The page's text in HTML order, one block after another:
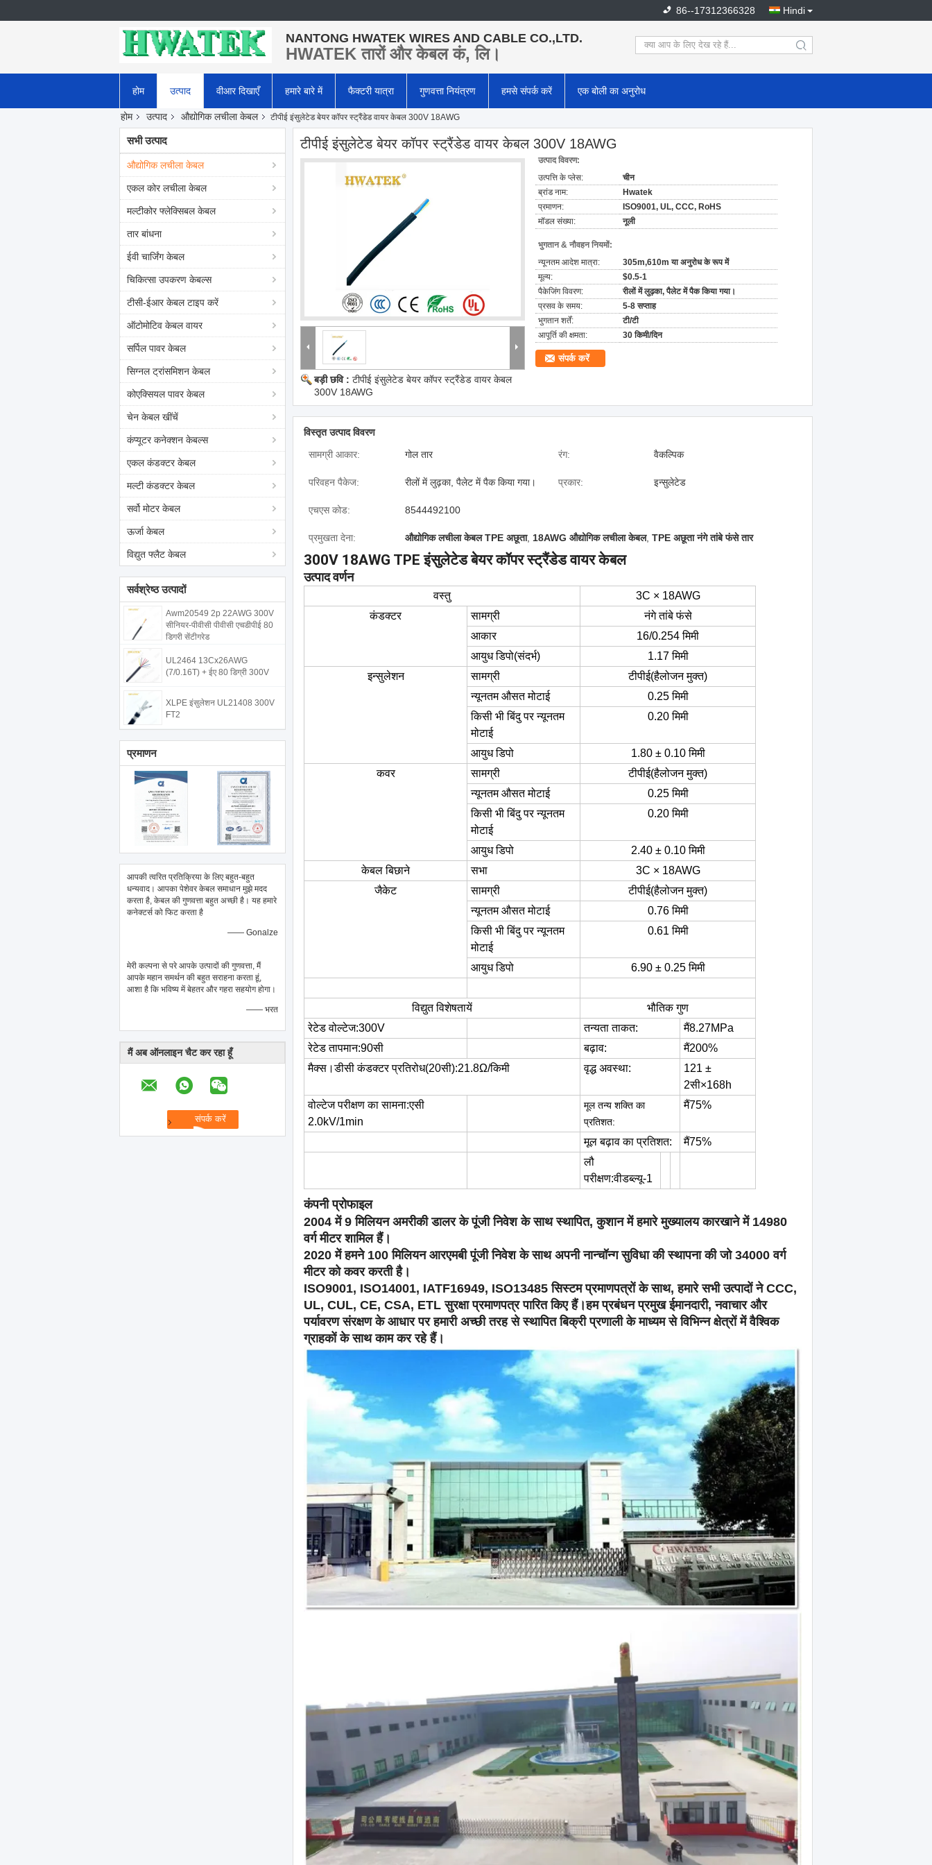
Hindi
86--17312366328
NANTONG HWATEK WIRES AND CABLE CO.,LTD.
HWATEK तारों और केबल कं, लि। search
होम उत्पाद वीआर दिखाएँ हमारे बारे में फैक्टरी यात्रा गुणवत्ता नियंत्रण हमसे संपर्क करें एक बोली का अनुरोध
होम उत्पाद औद्योगिक लचीला केबल टीपीई इंसुलेटेड बेयर कॉपर स्ट्रैंडेड वायर केबल 300V 18AWG
सभी उत्पाद
औद्योगिक लचीला केबल
एकल कोर लचीला केबल
मल्टीकोर फ्लेक्सिबल केबल
तार बांधना
ईवी चार्जिंग केबल
चिकित्सा उपकरण केबल्स
टीसी-ईआर केबल टाइप करें
ऑटोमोटिव केबल वायर
सर्पिल पावर केबल
सिग्नल ट्रांसमिशन केबल
कोएक्सियल पावर केबल
चेन केबल खींचें
कंप्यूटर कनेक्शन केबल्स
एकल कंडक्टर केबल
मल्टी कंडक्टर केबल
सर्वो मोटर केबल
ऊर्जा केबल
विद्युत फ्लैट केबल
सर्वश्रेष्ठ उत्पादों
Awm20549 2p 22AWG 300V
सीनियर-पीवीसी पीवीसी एचडीपीई 80
डिग्री सेंटीग्रेड
UL2464 13Cx26AWG
(7/0.16T) + ईए 80 डिग्री 300V
XLPE इंसुलेशन UL21408 300V
FT2
प्रमाणन
आपकी त्वरित प्रतिक्रिया के लिए बहुत-बहुत
धन्यवाद। आपका पेशेवर केबल समाधान मुझे मदद
करता है, केबल की गुणवत्ता बहुत अच्छी है। यह हमारे
कनेक्टर्स को फिट करता है
—— Gonalze
मेरी कल्पना से परे आपके उत्पादों की गुणवत्ता, मैं
आपके महान समर्थन की बहुत सराहना करता हूं,
आशा है कि भविष्य में बेहतर और गहरा सहयोग होगा।
—— भरत
मैं अब ऑनलाइन चैट कर रहा हूँ
टीपीई इंसुलेटेड बेयर कॉपर स्ट्रैंडेड वायर केबल 300V 18AWG
बड़ी छवि : टीपीई इंसुलेटेड बेयर कॉपर स्ट्रैंडेड वायर केबल
300V 18AWG
उत्पाद विवरण:
उत्पत्ति के प्लेस:
चीन
ब्रांड नाम:
Hwatek
प्रमाणन:
ISO9001, UL, CCC, RoHS
मॉडल संख्या:
नूली
भुगतान & नौवहन नियमों:
न्यूनतम आदेश मात्रा:
305m,610m या अनुरोध के रूप में
मूल्य:
$0.5-1
पैकेजिंग विवरण:
रीलों में लुढ़का, पैलेट में पैक किया गया।
प्रसव के समय:
5-8 सप्ताह
भुगतान शर्तें:
टी/टी
आपूर्ति की क्षमता:
30 किमी/दिन
संपर्क करें
विस्तृत उत्पाद विवरण
सामग्री आकार:
गोल तार रंग: वैकल्पिक
परिवहन पैकेज: रीलों में लुढ़का, पैलेट में पैक किया गया। प्रकार: इन्सुलेटेड
एचएस कोड: 8544492100
प्रमुखता देना: औद्योगिक लचीला केबल TPE अछूता, 18AWG औद्योगिक लचीला केबल, TPE अछूता नंगे तांबे फंसे तार
300V 18AWG TPE इंसुलेटेड बेयर कॉपर स्ट्रैंडेड वायर केबल
उत्पाद वर्णन
वस्तु
3C × 18AWG
कंडक्टर
सामग्री
नंगे तांबे फंसे
आकार
16/0.254 मिमी
आयुध डिपो(संदर्भ)
1.17 मिमी
इन्सुलेशन
सामग्री टीपीई(हैलोजन मुक्त)
न्यूनतम औसत मोटाई
0.25 मिमी
किसी भी बिंदु पर न्यूनतम
मोटाई
0.20 मिमी
आयुध डिपो
1.80 ± 0.10 मिमी
कवर
सामग्री टीपीई(हैलोजन मुक्त)
न्यूनतम औसत मोटाई
0.25 मिमी
किसी भी बिंदु पर न्यूनतम
मोटाई
0.20 मिमी
आयुध डिपो
2.40 ± 0.10 मिमी
केबल बिछाने
सभा
3C × 18AWG
जैकेट
सामग्री टीपीई(हैलोजन मुक्त)
न्यूनतम औसत मोटाई
0.76 मिमी
किसी भी बिंदु पर न्यूनतम
मोटाई
0.61 मिमी
आयुध डिपो 6.90 ± 0.25 मिमी
विद्युत विशेषतायें
भौतिक गुण
रेटेड वोल्टेज:300V तन्यता ताकत: मैं8.27MPa
रेटेड तापमान:90सी बढ़ाव: मैं200%
मैक्स।डीसी कंडक्टर प्रतिरोध(20सी):21.8Ω/किमी वृद्ध अवस्था:
121 ±
2सी×168h
वोल्टेज परीक्षण का सामना:एसी
2.0kV/1min
मूल तन्य शक्ति का
प्रतिशत:
मैं75%
मूल बढ़ाव का प्रतिशत: मैं75%
लौ
परीक्षण:वीडब्ल्यू-1
कंपनी प्रोफाइल
2004 में 9 मिलियन अमरीकी डालर के पूंजी निवेश के साथ स्थापित, कुशान में हमारे मुख्यालय कारखाने में 14980
वर्ग मीटर शामिल हैं।
2020 में हमने 100 मिलियन आरएमबी पूंजी निवेश के साथ अपनी नान्चॉन्ग सुविधा की स्थापना की जो 34000 वर्ग
मीटर को कवर करती है।
ISO9001, ISO14001, IATF16949, ISO13485 सिस्टम प्रमाणपत्रों के साथ, हमारे सभी उत्पादों ने CCC,
UL, CUL, CE, CSA, ETL सुरक्षा प्रमाणपत्र पारित किए हैं।हम प्रबंधन प्रमुख ईमानदारी, नवाचार और
पर्यावरण संरक्षण के आधार पर हमारी अच्छी तरह से स्थापित बिक्री प्रणाली के माध्यम से विभिन्न क्षेत्रों में वैश्विक
ग्राहकों के साथ काम कर रहे हैं।